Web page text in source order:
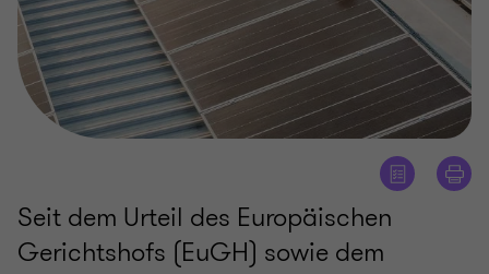
Seit dem Urteil des Europäischen
Gerichtshofs (EuGH) sowie dem